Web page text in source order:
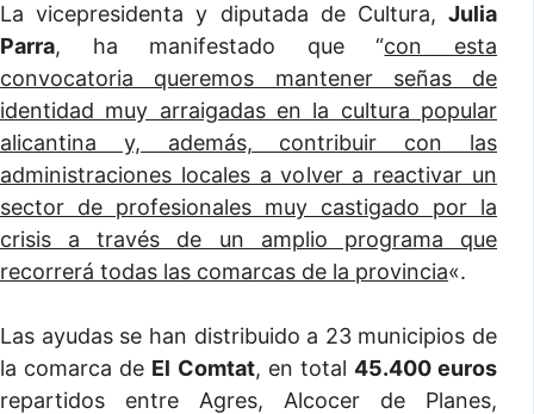
La vicepresidenta y diputada de Cultura, Julia
Parra, ha manifestado que “con esta
convocatoria queremos mantener señas de
identidad muy arraigadas en la cultura popular
alicantina y, además, contribuir con las
administraciones locales a volver a reactivar un
sector de profesionales muy castigado por la
crisis a través de un amplio programa que
recorrerá todas las comarcas de la provincia«.
Las ayudas se han distribuido a 23 municipios de
la comarca de El Comtat, en total 45.400 euros
repartidos entre Agres, Alcocer de Planes,